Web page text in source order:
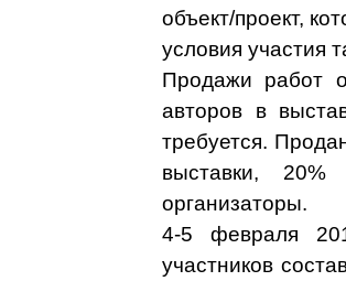
объект/проект,
условия участия
Продажи работ
авторов в
требуется.
выставки,
организаторы.
4-5 февраля
участников